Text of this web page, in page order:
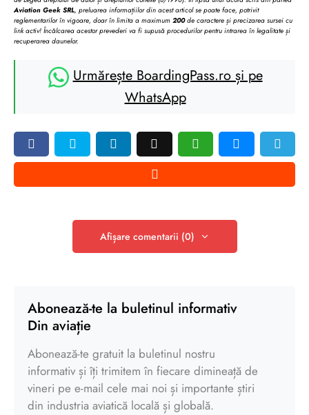
Aviation Geek SRL, preluarea informațiilor din acest articol se poate face, potrivit
reglementarilor în vigoare, doar în limita a maximum 200de caractere și precizarea sursei cu
link activ! Încălcarea acestor prevederi va fi supusă procedurilor pentru intrarea în legalitate și
recuperarea daunelor.
Urmărește BoardingPass.ro și pe
WhatsApp
Afișare comentarii (0)
Abonează-te la buletinul informativ
Din aviație
Abonează-te gratuit la buletinul nostru
informativ și îți trimitem în fiecare dimineață de
vineri pe e-mail cele mai noi și importante știri
din industria aviatică locală și globală.